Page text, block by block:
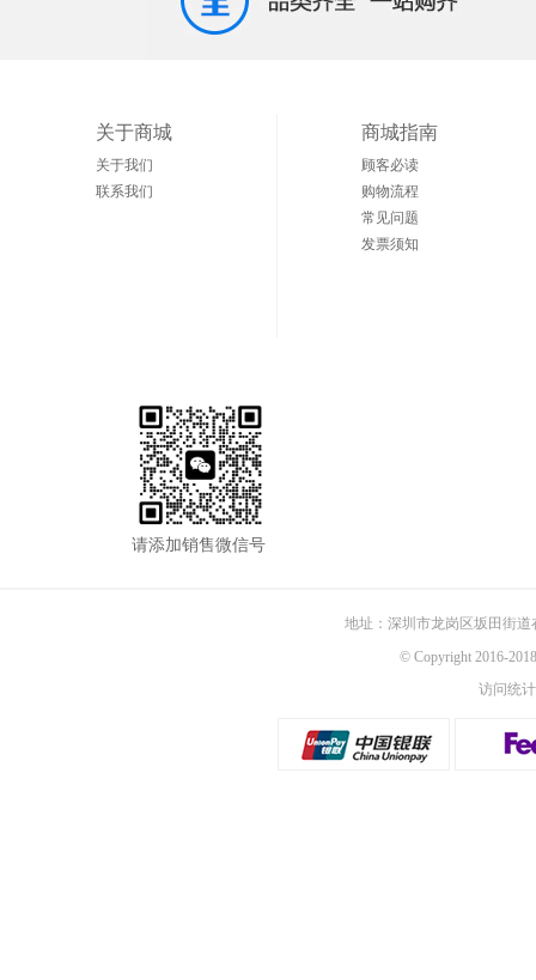
关于商城
关于我们
联系我们
商城指南
顾客必读
购物流程
常见问题
发票须知
请添加销售微信号
地址：深圳市龙岗区坂田街
© Copyright 2016-
访问统